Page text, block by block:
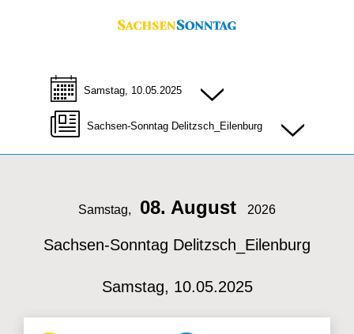
Samstag, 10.05.2025
Sachsen-Sonntag Delitzsch_Eilenburg
Samstag, 08. August 2026
Sachsen-Sonntag Delitzsch_Eilenburg
Samstag, 10.05.2025